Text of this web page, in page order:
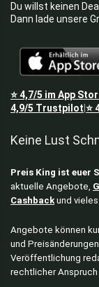
Du willst keinen
Dann lade unsere
⭐4,7/5 im App
4,9/5 Trustpilot ⭐
Keine Lust
Preis King ist euer
aktuelle Angebote,
Cashback und vieles
Angebote können
und
Veröffentlichung
rechtlicher Anspruch